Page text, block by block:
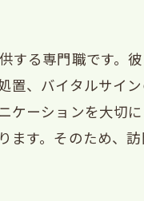
る専門職です。
、バイタルサイ
ーションを大切
す。そのため、